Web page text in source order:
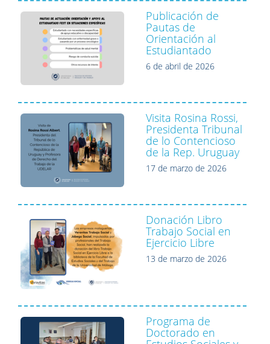
Publicación de
Pautas de
Orientación al
Estudiantado
6 de abril de 2026
Visita Rosina Rossi,
Presidenta Tribunal
de lo Contencioso
de la Rep. Uruguay
17 de marzo de 2026
Donación Libro
Trabajo Social en
Ejercicio Libre
13 de marzo de 2026
Programa de
Doctorado en